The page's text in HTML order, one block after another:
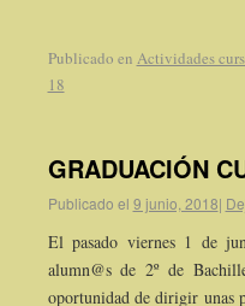
Publicado en Actividades
18
GRADUACIÓN
Publicado el 9 junio, 2018|
El pasado viernes 1 de
alumn@s de 2º de
oportunidad de dirigir unas